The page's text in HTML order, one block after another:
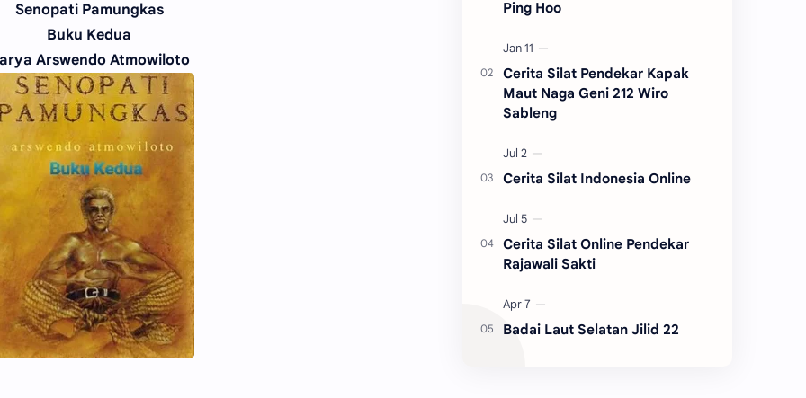
Senopati Pamungkas
Buku Kedua
Arswendo Atmowiloto
Ping Hoo
Cerita Silat Pendekar Kapak
Maut Naga Geni 212 Wiro
Sableng
Cerita Silat Indonesia Online
Cerita Silat Online Pendekar
Rajawali Sakti
Badai Laut Selatan Jilid 22